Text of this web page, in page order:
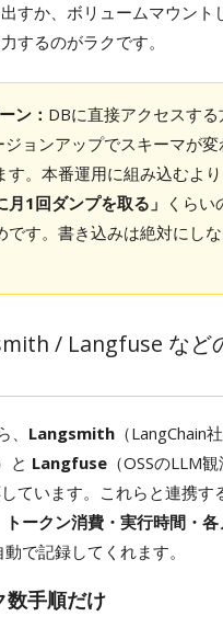
すか、ボリュームマウント
するのがラクです。
ン： DBに直接アクセスする
ョンアップでスキーマが変
す。本番運用に組み込むより
月1回ダンプを取る」 くらい
です。書き込みは絶対にし
/ Langfuse など
Langsmith （LangChain
と Langfuse （OSSのLLM
ています。これらと連携す
トークン消費・実行時間・
動で記録してくれます。
数手順だけ